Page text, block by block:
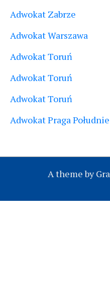
Adwokat Zabrze
Adwokat Warszawa
Adwokat Toruń
Adwokat Toruń
Adwokat Toruń
Adwokat Praga Południe
A theme by